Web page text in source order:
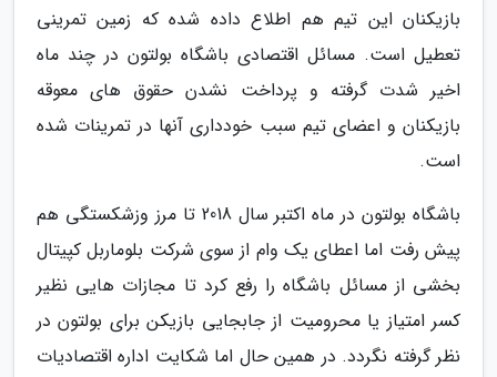
بازیکنان این تیم هم اطلاع داده شده که زمین تمرینی
تعطیل است. مسائل اقتصادی باشگاه بولتون در چند ماه
اخیر شدت گرفته و پرداخت نشدن حقوق های معوقه
بازیکنان و اعضای تیم سبب خودداری آنها در تمرینات شده
است.
باشگاه بولتون در ماه اکتبر سال 2018 تا مرز وزشکستگی هم
پیش رفت اما اعطای یک وام از سوی شرکت بلوماربل کپیتال
بخشی از مسائل باشگاه را رفع کرد تا مجازات هایی نظیر
کسر امتیاز یا محرومیت از جابجایی بازیکن برای بولتون در
نظر گرفته نگردد. در همین حال اما شکایت اداره اقتصادیات